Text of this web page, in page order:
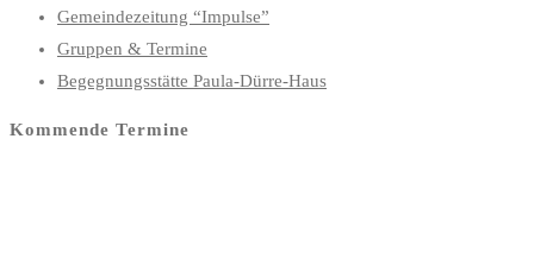
Gemeindezeitung “Impulse”
Gruppen & Termine
Begegnungsstätte Paula-Dürre-Haus
Kommende Termine